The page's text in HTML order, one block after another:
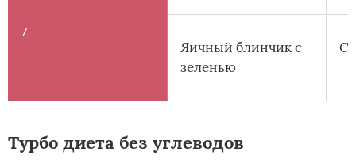
7
Яичный блинчик с
зеленью
Турбо диета без углеводов